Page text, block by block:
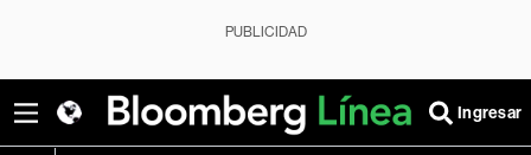
PUBLICIDAD
Ingresar